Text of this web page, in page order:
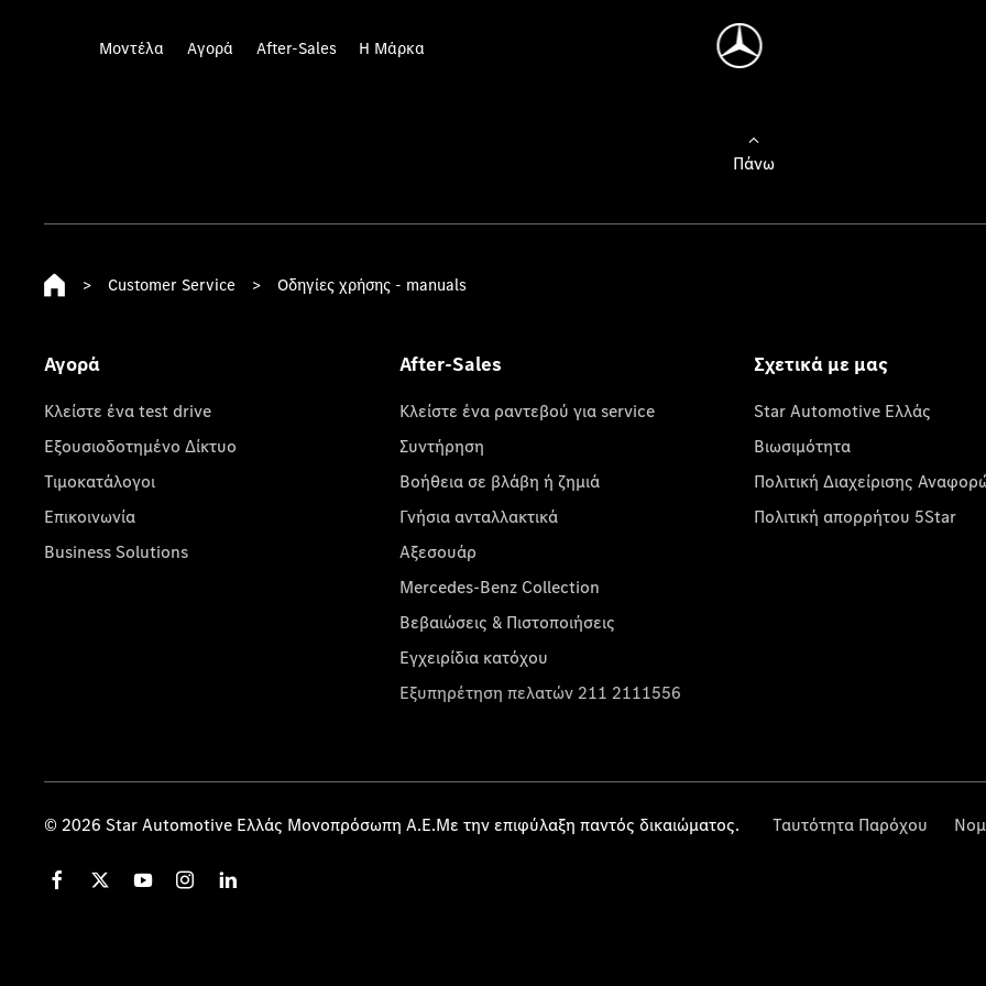
Μοντέλα Αγορά After-Sales Η Μάρκα
Πάνω
> Customer Service > Οδηγίες χρήσης - manuals
Αγορά
Κλείστε ένα test drive
Εξουσιοδοτημένο Δίκτυο
Τιμοκατάλογοι
Επικοινωνία
Business Solutions
After-Sales
Κλείστε ένα ραντεβού για service
Συντήρηση
Βοήθεια σε βλάβη ή ζημιά
Γνήσια ανταλλακτικά
Αξεσουάρ
Mercedes-Benz Collection
Βεβαιώσεις & Πιστοποιήσεις
Εγχειρίδια κατόχου
Εξυπηρέτηση πελατών 211 2111556
Σχετικά με μας
Star Automotive Ελλάς
Βιωσιμότητα
Πολιτική Διαχείρισης
Πολιτική απορρήτου 5Star
© 2026 Star Automotive Ελλάς Μονοπρόσωπη Α.Ε.Με την επιφύλαξη παντός δικαιώματος. Ταυτότητα Παρόχου